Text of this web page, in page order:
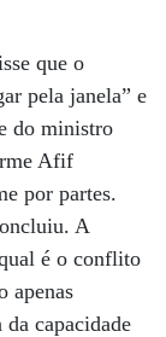
que o
pela janela” e
do ministro
Afif
por partes.
A
é o conflito
apenas
capacidade